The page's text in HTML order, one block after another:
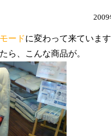
ードに変わって来ています
ら、こんな商品が。